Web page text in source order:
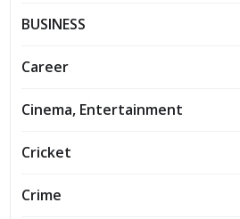
BUSINESS
Career
Cinema, Entertainment
Cricket
Crime